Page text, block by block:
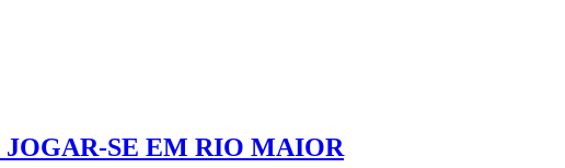
SE EM RIO MAIOR